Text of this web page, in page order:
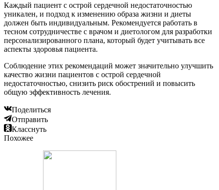
Каждый пациент с острой сердечной недостаточностью
уникален, и подход к изменению образа жизни и диеты
должен быть индивидуальным. Рекомендуется работать в
тесном сотрудничестве с врачом и диетологом для разработки
персонализированного плана, который будет учитывать все
аспекты здоровья пациента.
Соблюдение этих рекомендаций может значительно улучшить
качество жизни пациентов с острой сердечной
недостаточностью, снизить риск обострений и повысить
общую эффективность лечения.
Поделиться
Отправить
Класснуть
Похожее